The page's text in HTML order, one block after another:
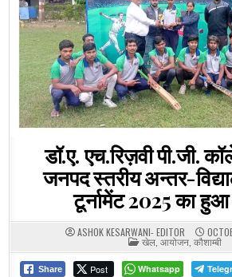
डॉ.ए. एच.रिज़वी पी.जी.
जनपद स्तरीय अन्तर-
टूर्नामेंट 2025 का
ASHOK KESARWANI- EDITOR
POSTED
IN
खेल, आयोजन, कौशाम्बी
Share Post Whatsapp